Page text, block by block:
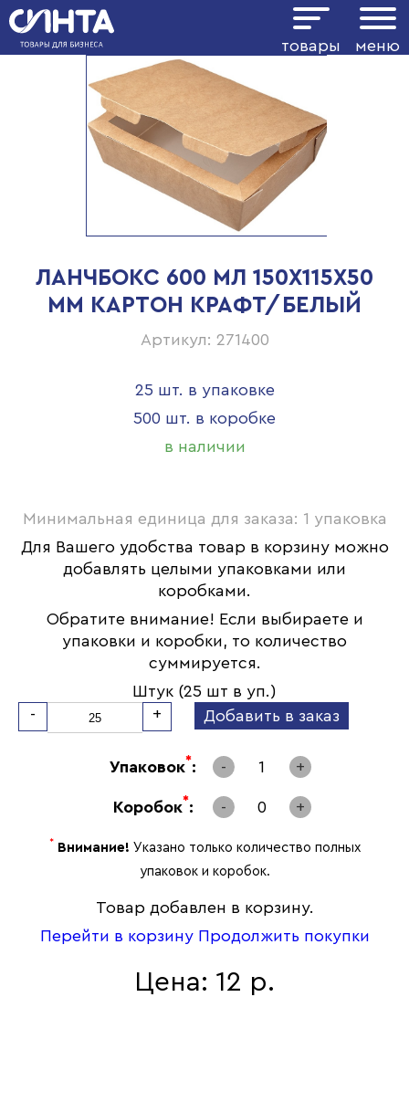
товары меню
ЛАНЧБОКС 600 МЛ 150Х115Х50
ММ КАРТОН КРАФТ/БЕЛЫЙ
Артикул: 271400
25 шт. в упаковке
500 шт. в коробке
в наличии
Минимальная единица для заказа: 1 упаковка
Для Вашего удобства товар в корзину можно
добавлять целыми упаковками или
коробками.
Обратите внимание! Если выбираете и
упаковки и коробки, то количество
суммируется.
Штук (25 шт в уп.)
-
+ Добавить в заказ
Упаковок*: - 1 +
Коробок*: - 0 +
* Внимание! Указано только количество полных
упаковок и коробок.
Товар добавлен в корзину.
Перейти в корзину Продолжить покупки
Цена: 12 р.